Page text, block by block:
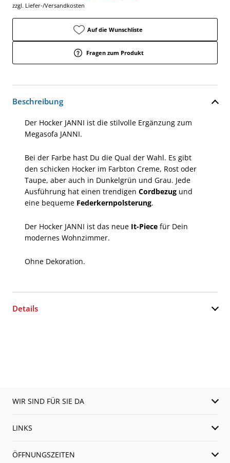
zzgl. Liefer-/Versandkosten
Auf die Wunschliste
Fragen zum Produkt
Beschreibung
Der Hocker JANNI ist die stilvolle Ergänzung zum
Megasofa JANNI.
Bei der Farbe hast Du die Qual der Wahl. Es gibt
den schicken Hocker im Farbton Creme, Rost oder
Taupe, aber auch in Dunkelgrün und Grau. Jede
Ausführung hat einen trendigen Cordbezug und
eine bequeme Federkernpolsterung.
Der Hocker JANNI ist das neue It-Piece für Dein
modernes Wohnzimmer.
Ohne Dekoration.
Details
WIR SIND FÜR SIE DA
LINKS
ÖFFNUNGSZEITEN